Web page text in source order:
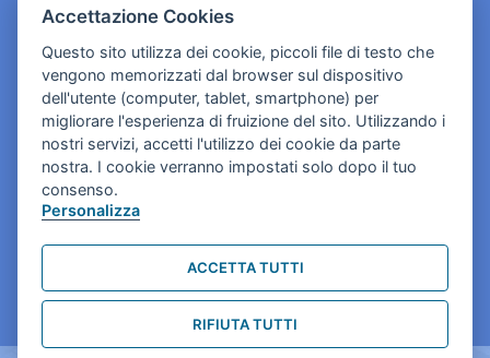
Cookies e informativa privacy
Accettazione Cookies
Questo sito utilizza dei cookie, piccoli file di testo che
vengono memorizzati dal browser sul dispositivo
dell'utente (computer, tablet, smartphone) per
migliorare l'esperienza di fruizione del sito. Utilizzando i
nostri servizi, accetti l'utilizzo dei cookie da parte
nostra. I cookie verranno impostati solo dopo il tuo
consenso.
Personalizza
ACCETTA TUTTI
RIFIUTA TUTTI